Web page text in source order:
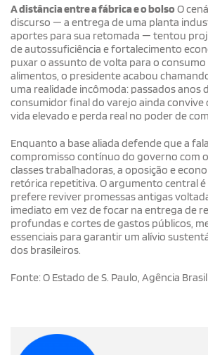
A distância entre a fábrica e o bolsoO
discurso — a entrega de uma planta
aportes para sua retomada — tentou
de autossuficiência e fortalecimento
puxar o assunto de volta para o
alimentos, o presidente acabou
uma realidade incômoda: passados anos
consumidor final do varejo ainda convive
vida elevado e perda real no poder de
Enquanto a base aliada defende que a
compromisso contínuo do governo com
classes trabalhadoras, a oposição e
retórica repetitiva. O argumento central é
prefere reviver promessas antigas
imediato em vez de focar na entrega de
profundas e cortes de gastos públicos,
essenciais para garantir um alívio
dos brasileiros.
Fonte: O Estado de S. Paulo, Agência